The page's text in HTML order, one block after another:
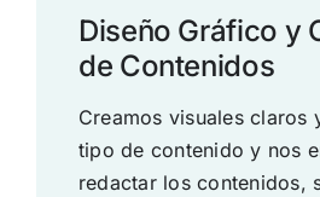
Diseño Gráfico y
de Contenidos
Creamos visuales claros
tipo de contenido y nos
redactar los contenidos,